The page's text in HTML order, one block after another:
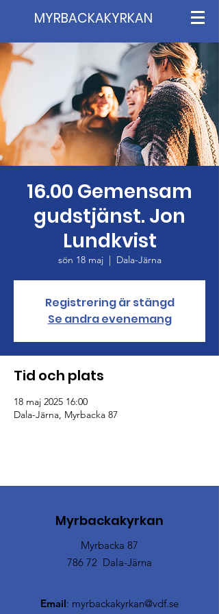
MYRBACKAKYRKAN
16.00 Gemensam
gudstjänst. Jon
Lundkvist
sön 18 maj
  |
Dala-Järna
Registrering är stängd
Se andra evenemang
Tid och plats
18 maj 2025 16:00
Dala-Järna, Myrbacka 87
Myrbackakyrkan
Myrbacka 87
786 72 Dala-Järna
Email: myrbackakyrkan@vdf.se